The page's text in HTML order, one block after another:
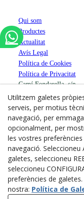
Qui som
Productes
Actualitat
Avís Legal
Política de Cookies
Política de Privacitat
Camí Fondarella, s/n
25242
Miralcamp (
973 602 900
618723777
Utilitzem galetes
serveis, per motius
navegació, per
opcionalment, per
les vostres
navegació. Seleccioneu
galetes, seleccioneu
seleccioneu
preferències de
nostra: Política de